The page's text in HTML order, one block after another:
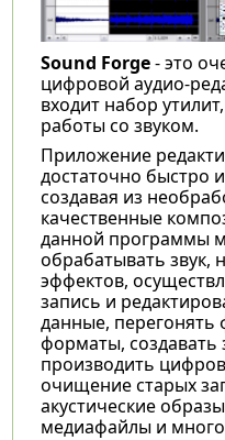
Sound Forge- это
цифровой аудио-
входит набор
работы со звуком.
Приложение
достаточно быстро
создавая из
качественные
данной программы
обрабатывать звук,
эффектов,
запись и
данные,
форматы, создавать
производить
очищение старых
акустические
медиафайлы и